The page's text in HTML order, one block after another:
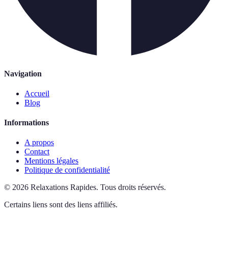
Navigation
Accueil
Blog
Informations
A propos
Contact
Mentions légales
Politique de confidentialité
© 2026 Relaxations Rapides. Tous droits réservés.
Certains liens sont des liens affiliés.